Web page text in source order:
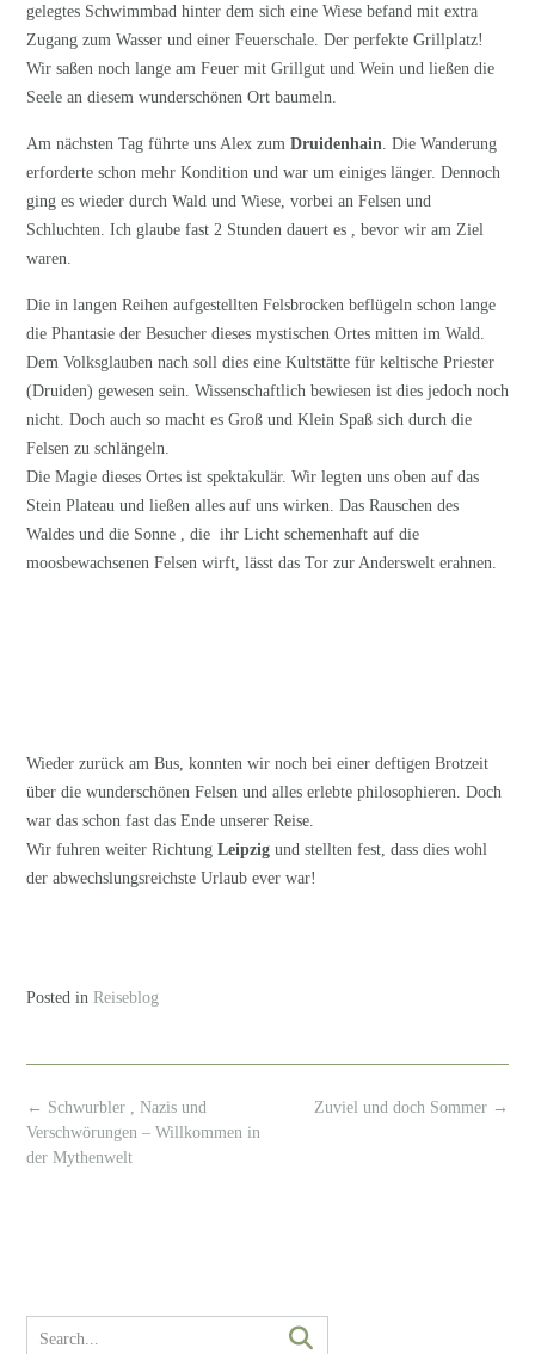
gelegtes Schwimmbad hinter dem sich eine Wiese befand mit extra
Zugang zum Wasser und einer Feuerschale. Der perfekte Grillplatz!
Wir saßen noch lange am Feuer mit Grillgut und Wein und ließen die
Seele an diesem wunderschönen Ort baumeln.
Am nächsten Tag führte uns Alex zum Druidenhain. Die Wanderung
erforderte schon mehr Kondition und war um einiges länger. Dennoch
ging es wieder durch Wald und Wiese, vorbei an Felsen und
Schluchten. Ich glaube fast 2 Stunden dauert es , bevor wir am Ziel
waren.
Die in langen Reihen aufgestellten Felsbrocken beflügeln schon lange
die Phantasie der Besucher dieses mystischen Ortes mitten im Wald.
Dem Volksglauben nach soll dies eine Kultstätte für keltische Priester
(Druiden) gewesen sein. Wissenschaftlich bewiesen ist dies jedoch noch
nicht. Doch auch so macht es Groß und Klein Spaß sich durch die
Felsen zu schlängeln.
Die Magie dieses Ortes ist spektakulär. Wir legten uns oben auf das
Stein Plateau und ließen alles auf uns wirken. Das Rauschen des
Waldes und die Sonne , die ihr Licht schemenhaft auf die
moosbewachsenen Felsen wirft, lässt das Tor zur Anderswelt erahnen.
Wieder zurück am Bus, konnten wir noch bei einer deftigen Brotzeit
über die wunderschönen Felsen und alles erlebte philosophieren. Doch
war das schon fast das Ende unserer Reise.
Wir fuhren weiter Richtung Leipzig und stellten fest, dass dies wohl
der abwechslungsreichste Urlaub ever war!
Posted in Reiseblog
Post
navigation
Zuviel und doch Sommer →
← Schwurbler , Nazis und
Verschwörungen – Willkommen in
der Mythenwelt